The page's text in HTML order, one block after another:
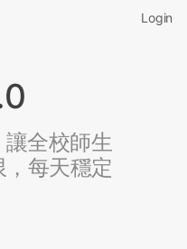
Login
全校師生
每天穩定